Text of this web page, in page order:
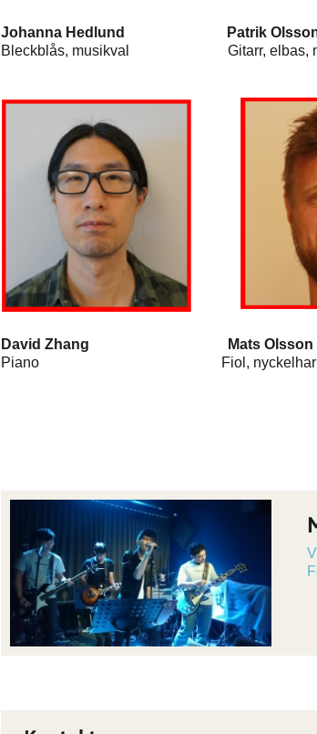
Johanna Hedlund Patrik
Bleckblås, musikval Gitarr,
Slagverk,
David Zhang Mats
Piano Fiol, nyckelharpa,